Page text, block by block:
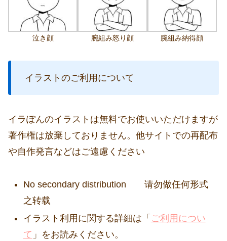
泣き顔 腕組み怒り顔 腕組み納得顔
イラストのご利用について
イラぽんのイラストは無料でお使いいただけますが
著作権は放棄しておりません。他サイトでの再配布
や自作発言などはご遠慮ください
No secondary distribution 请勿做任何形式
之转载
イラスト利用に関する詳細は「 ご利用につい
て 」をお読みください。